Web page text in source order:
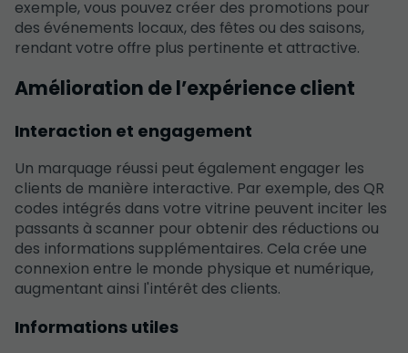
exemple, vous pouvez créer des promotions pour
des événements locaux, des fêtes ou des saisons,
rendant votre offre plus pertinente et attractive.
Amélioration de l’expérience client
Interaction et engagement
Un marquage réussi peut également engager les
clients de manière interactive. Par exemple, des QR
codes intégrés dans votre vitrine peuvent inciter les
passants à scanner pour obtenir des réductions ou
des informations supplémentaires. Cela crée une
connexion entre le monde physique et numérique,
augmentant ainsi l'intérêt des clients.
Informations utiles